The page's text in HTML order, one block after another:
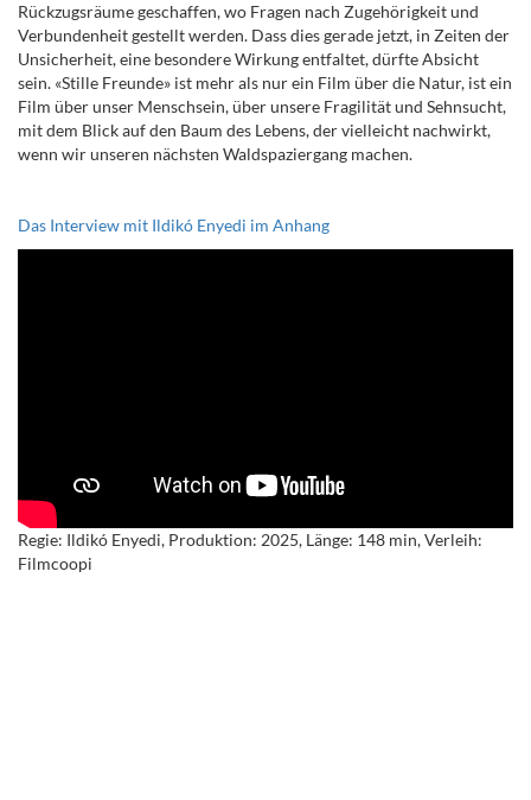
Rückzugsräume geschaffen, wo Fragen nach Zugehörigkeit und
Verbundenheit gestellt werden. Dass dies gerade jetzt, in Zeiten der
Unsicherheit, eine besondere Wirkung entfaltet, dürfte Absicht
sein. «Stille Freunde» ist mehr als nur ein Film über die Natur, ist ein
Film über unser Menschsein, über unsere Fragilität und Sehnsucht,
mit dem Blick auf den Baum des Lebens, der vielleicht nachwirkt,
wenn wir unseren nächsten Waldspaziergang machen.
Das Interview mit Ildikó Enyedi im Anhang
Regie: Ildikó Enyedi, Produktion: 2025, Länge: 148 min, Verleih:
Filmcoopi